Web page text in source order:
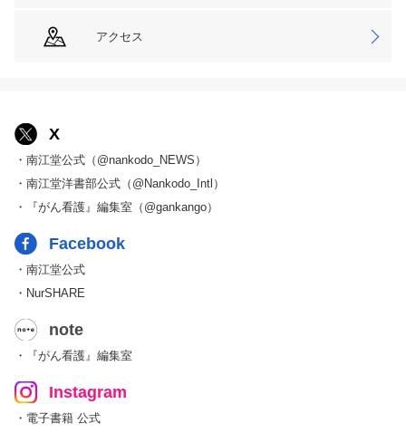
アクセス
X
・南江堂公式（@nankodo_NEWS）
・南江堂洋書部公式（@Nankodo_Intl）
・『がん看護』編集室（@gankango）
Facebook
・南江堂公式
・NurSHARE
note
・『がん看護』編集室
Instagram
・電子書籍 公式